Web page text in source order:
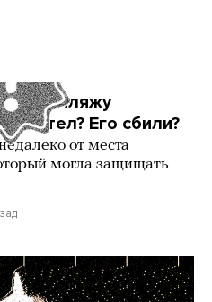
по пляжу
летел? Его сбили?
от места
могла защищать